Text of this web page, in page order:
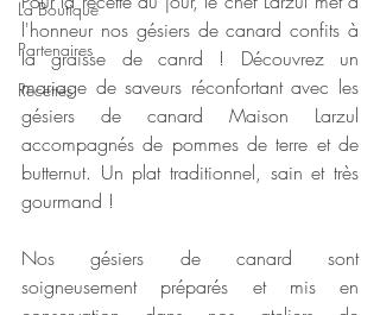
La Boutique
Partenaires
Recettes
l'honneur nos gésiers de canard confits à
la graisse de canrd ! Découvrez un
mariage de saveurs réconfortant avec les
gésiers de canard Maison Larzul
accompagnés de pommes de terre et de
butternut. Un plat traditionnel, sain et très
gourmand !
Nos gésiers de canard sont
soigneusement préparés et mis en